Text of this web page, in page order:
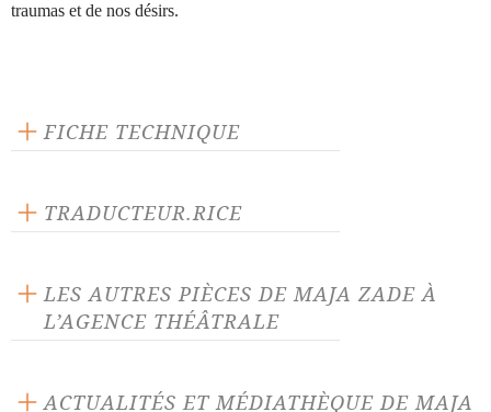
traumas et de nos désirs.
FICHE TECHNIQUE
Langue source : allemand
Nombre de personnages masculins : 3
TRADUCTEUR.RICE
LES AUTRES PIÈCES DE MAJA ZADE À
L’AGENCE THÉÂTRALE
ACTUALITÉS ET MÉDIATHÈQUE DE MAJA